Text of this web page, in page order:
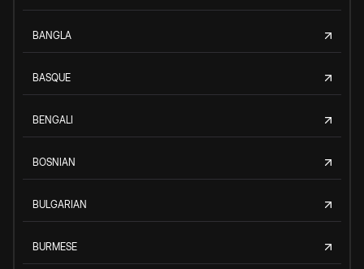
BANGLA
BASQUE
BENGALI
BOSNIAN
BULGARIAN
BURMESE